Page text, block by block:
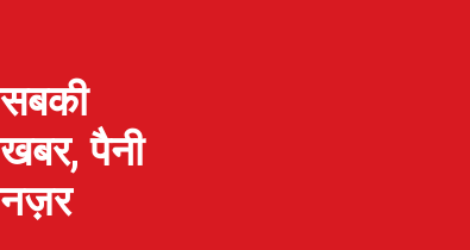
सबकी
खबर, पैनी
नज़र